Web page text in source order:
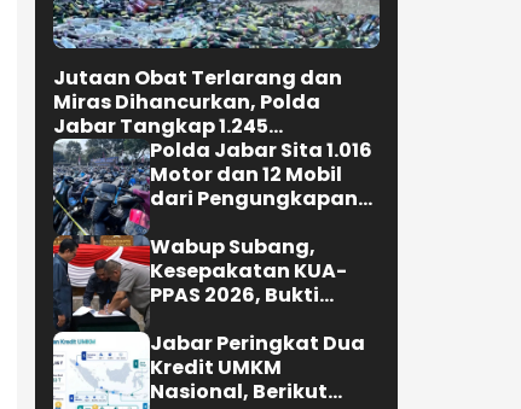
Jutaan Obat Terlarang dan
Miras Dihancurkan, Polda
Jabar Tangkap 1.245
TersangkaPolda Jabar Sita 1.016
Motor dan 12 Mobil
dari Pengungkapan
Wabup Subang,
Kesepakatan KUA-
PPAS 2026, Bukti
Legislatif
Jabar Peringkat Dua
Kredit UMKM
Nasional, Berikut